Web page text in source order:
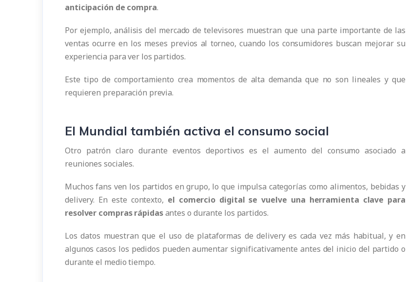
anticipación de compra.
Por ejemplo, análisis del mercado de televisores muestran que una parte importante de las
ventas ocurre en los meses previos al torneo, cuando los consumidores buscan mejorar su
experiencia para ver los partidos.
Este tipo de comportamiento crea momentos de alta demanda que no son lineales y que
requieren preparación previa.
El Mundial también activa el consumo social
Otro patrón claro durante eventos deportivos es el aumento del consumo asociado a
reuniones sociales.
Muchos fans ven los partidos en grupo, lo que impulsa categorías como alimentos, bebidas y
delivery. En este contexto, el comercio digital se vuelve una herramienta clave para
resolver compras rápidasantes o durante los partidos.
Los datos muestran que el uso de plataformas de delivery es cada vez más habitual, y en
algunos casos los pedidos pueden aumentar significativamente antes del inicio del partido o
durante el medio tiempo.